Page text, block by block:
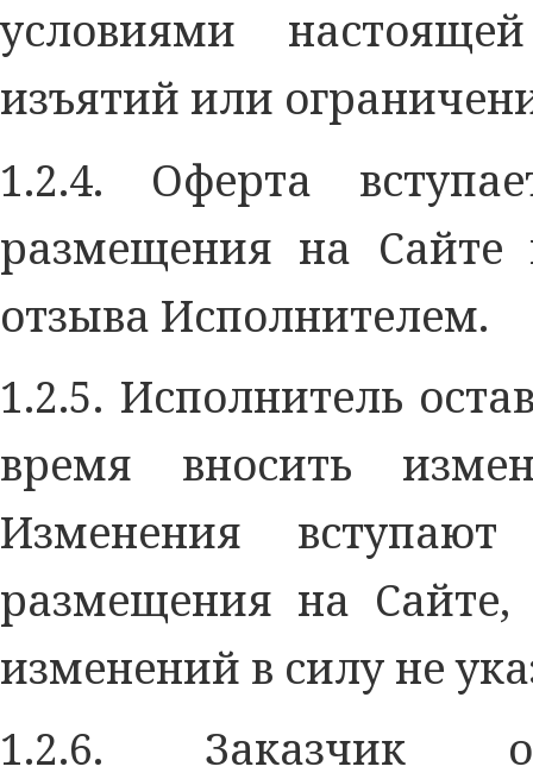
условиями
изъятий или
1.2.4. Оферта
размещения на Сайте
отзыва Исполнителем.
1.2.5. Исполнитель
время вносить
Изменения
размещения на Сайте,
изменений в силу не
1.2.6. Заказчик